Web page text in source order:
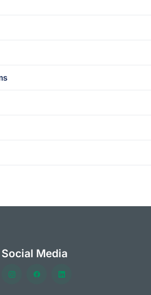
Social Media